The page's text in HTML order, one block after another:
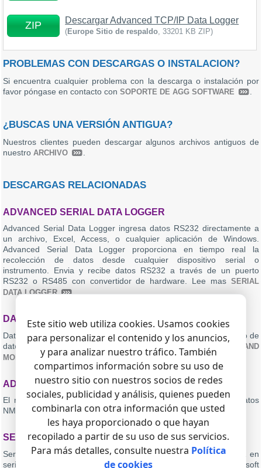
ZIP Descargar Advanced TCP/IP Data Logger
(Europe Sitio de respaldo , 33201 KB ZIP)
PROBLEMAS CON DESCARGAS O INSTALACION?
Si encuentra cualquier problema con la descarga o instalación por
favor póngase en contacto conSOPORTE DE AGG SOFTWARE
¿BUSCAS UNA VERSIÓN ANTIGUA?
Nuestros clientes pueden descargar algunos archivos antiguos de
nuestro ARCHIVO
DESCARGAS RELACIONADAS
ADVANCED SERIAL DATA LOGGER
Advanced Serial Data Logger ingresa datos RS232 directamente a
un archivo, Excel, Access, o cualquier aplicación de Windows.
Advanced Serial Data Logger proporciona en tiempo real la
recolección de datos desde cualquier dispositivo serial o
instrumento. Envia y recibe datos RS232 a través de un puerto
RS232 o RS485 con convertidor de hardware. Lee mas SERIAL
DATA LOGGER
DATA LOGGER SUITE: LOGGING AND MONITORING
Data Logger Suite: solución universal para el registro y monitoreo de
datos. Lee mas
DATA LOGGER SUITE: LOGGING AND
MONITORING
ADVANCED NMEA DATA LOGGER
El registrador de datos NMEA avanzado ingresa el flujo de datos
NMEA desde el GPS. Lee masNMEA DATA LOGGER
SERIAL PRINTER LOGGER
Serial Printer Logger captura el flujo de datos de una impresora en
serie y lo interpreta en documentos electrónicos como Microsoft
Este sitio web utiliza cookies. Usamos cookies
para personalizar el contenido y los anuncios,
y para analizar nuestro tráfico. También
compartimos información sobre su uso de
nuestro sitio con nuestros socios de redes
sociales, publicidad y análisis, quienes pueden
combinarla con otra información que usted
les haya proporcionado o que hayan
recopilado a partir de su uso de sus servicios.
Para más detalles, consulte nuestra Política
de cookies